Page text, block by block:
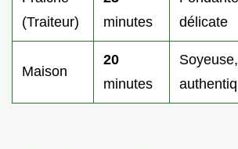
(Traiteur)
minutes
délicate
Maison
20
minutes
Soyeuse,